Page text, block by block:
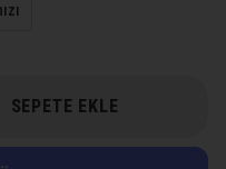
SEPETE EKLE